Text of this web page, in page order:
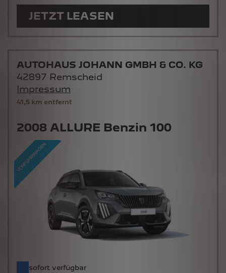
JETZT LEASEN
41,5 km entfernt
2008 ALLURE Benzin 100
sofort verfügbar
AUTOHAUS JOHANN GMBH & CO. KG
42897 Remscheid
Impressum